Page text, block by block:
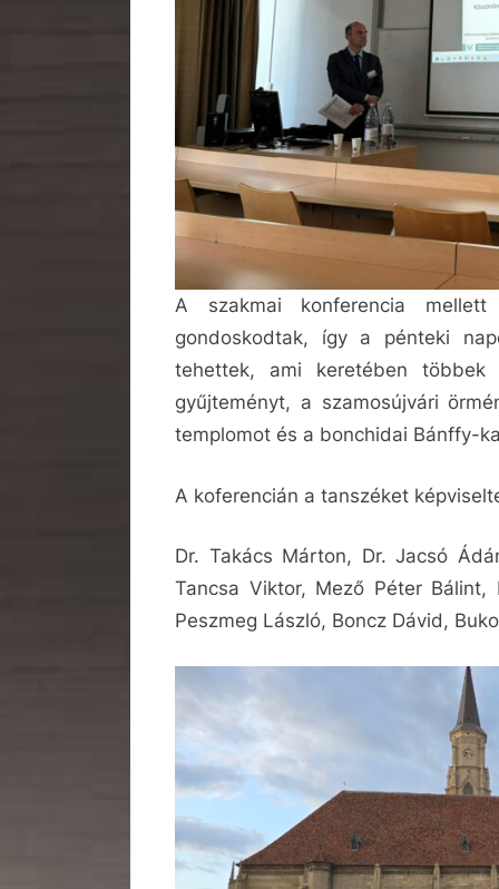
A szakmai konferencia
gondoskodtak, így a pénteki
tehettek, ami keretében
gyűjteményt, a szamosújvári
templomot és a bonchidai Bánffy-
A koferencián a tanszéket
Dr. Takács Márton, Dr. Jacsó
Tancsa Viktor, Mező Péter Bálint,
Peszmeg László, Boncz Dávid,